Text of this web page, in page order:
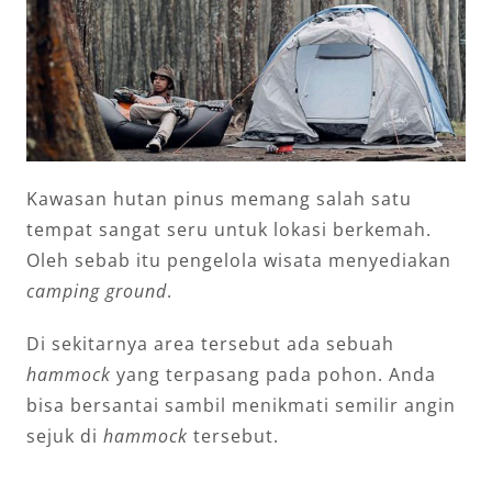
Kawasan hutan pinus memang salah satu
tempat sangat seru untuk lokasi berkemah.
Oleh sebab itu pengelola wisata menyediakan
camping ground.
Di sekitarnya area tersebut ada sebuah
hammock yang terpasang pada pohon. Anda
bisa bersantai sambil menikmati semilir angin
sejuk di hammock tersebut.